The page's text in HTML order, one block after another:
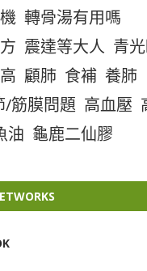
轉骨湯有用嗎
震達等大人 青
顧肺 食補 養肺
/筋膜問題 高血壓
油 龜鹿二仙膠